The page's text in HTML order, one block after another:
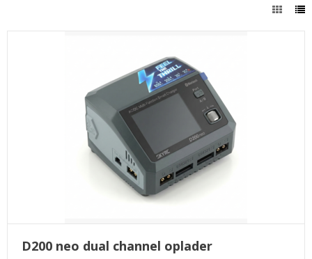
D200 neo dual channel oplader